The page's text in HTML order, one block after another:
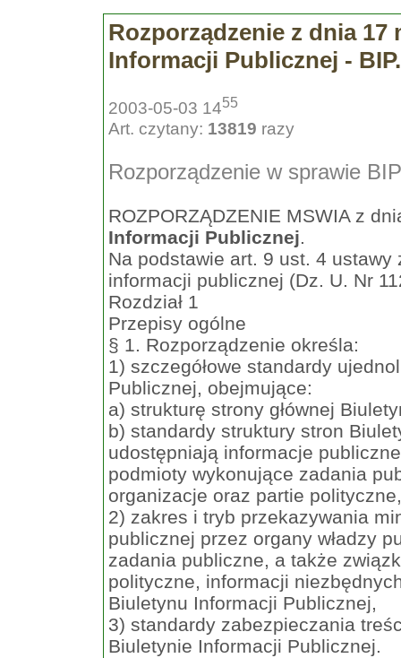
Rozporządzenie z dnia 17
Informacji Publicznej - BIP.
2003-05-03 1455
Art. czytany: 13819 razy
Rozporządzenie w sprawie BIP
ROZPORZĄDZENIE MSWIA z
Informacji Publicznej.
Na podstawie art. 9 ust. 4
informacji publicznej (Dz. U. Nr
Rozdział 1
Przepisy ogólne
§ 1. Rozporządzenie określa:
1) szczegółowe standardy
Publicznej, obejmujące:
a) strukturę strony głównej
b) standardy struktury stron
udostępniają informacje
podmioty wykonujące zadania
organizacje oraz partie polityczne,
2) zakres i tryb przekazywania
publicznej przez organy władzy
zadania publiczne, a także
polityczne, informacji
Biuletynu Informacji Publicznej,
3) standardy zabezpieczania
Biuletynie Informacji Publicznej.